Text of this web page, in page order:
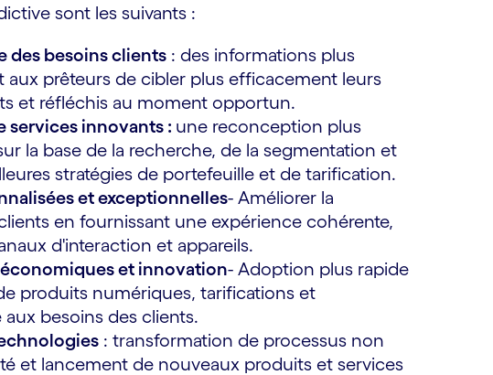
sont les suivants :
des besoins clients : des informations plus
aux prêteurs de cibler plus efficacement leurs
et réfléchis au moment opportun.
services innovants : une reconception plus
la base de la recherche, de la segmentation et
stratégies de portefeuille et de tarification.
et exceptionnelles- Améliorer la
en fournissant une expérience cohérente,
d'interaction et appareils.
et innovation- Adoption plus rapide
produits numériques, tarifications et
besoins des clients.
: transformation de processus non
et lancement de nouveaux produits et services